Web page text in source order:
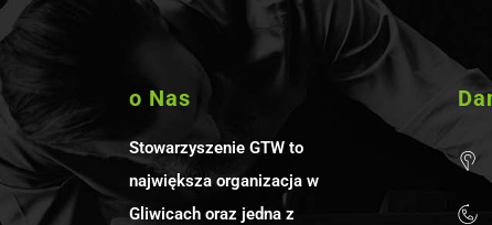
o Nas
Stowarzyszenie GTW to
największa organizacja w
Gliwicach oraz jedna z